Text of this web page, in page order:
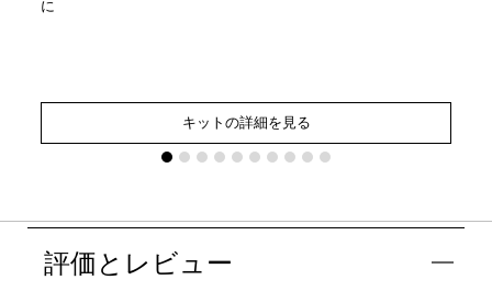
に
キットの詳細を見る
評価とレビュー